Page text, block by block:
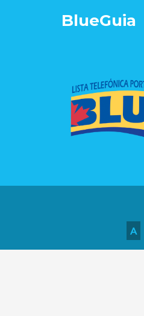
BlueGuia
A